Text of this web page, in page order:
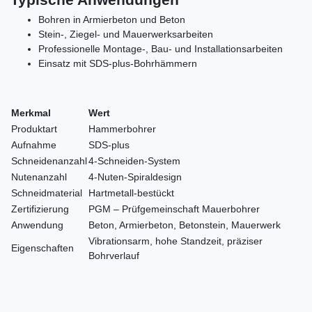
Bohren in Armierbeton und Beton
Stein-, Ziegel- und Mauerwerksarbeiten
Professionelle Montage-, Bau- und Installationsarbeiten
Einsatz mit SDS-plus-Bohrhämmern
Merkmal
Wert
Produktart
Hammerbohrer
Aufnahme
SDS-plus
Schneidenanzahl4-Schneiden-System
Nutenanzahl
4-Nuten-Spiraldesign
Schneidmaterial
Hartmetall-bestückt
Zertifizierung
PGM – Prüfgemeinschaft Mauerbohrer
Anwendung
Beton, Armierbeton, Betonstein, Mauerwerk
Eigenschaften
Vibrationsarm, hohe Standzeit, präziser
Bohrverlauf